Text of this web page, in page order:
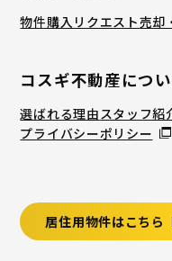
物件購入リクエスト売却
コスギ不動産につ
選ばれる理由 スタッフ紹
プライバシーポリシー
居住用物件はこちら